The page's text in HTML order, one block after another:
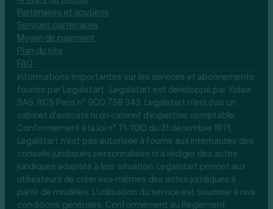
Partenaires et soutiens
Services partenaires
Moyen de paiement
Plan du site
FAQ
Informations importantes sur les services et abonnements
fournis par Legalstart : Legalstart est développé par Yolaw
SAS, RCS Paris n° 900 758 343. Legalstart n'est pas un
cabinet d'avocats ni un cabinet d'expertise comptable.
Conformément à la loi n° 71-1130 du 31 décembre 1971,
Legalstart n’est pas autorisée à fournir aux internautes des
conseils juridiques personnalisés ni à rédiger des actes
juridiques adaptés à leur situation. Legalstart permet aux
utilisateurs de créer eux-mêmes des actes juridiques à
partir de modèles. L'utilisation du service est soumise à nos
conditions générales. Conformément au Règlement